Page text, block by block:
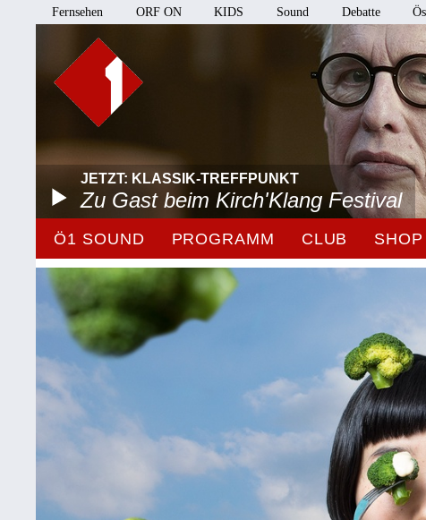
Fernsehen ORF ON KIDS Sound Debatte
JETZT: KLASSIK-TREFFPUNKT
Zu Gast beim Kirch'Klang Festival
Ö1 SOUND PROGRAMM CLUB SHOP